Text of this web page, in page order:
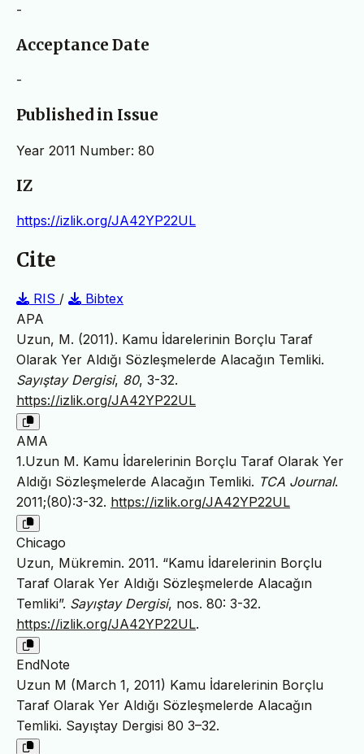
-
Acceptance Date
-
Published in Issue
Year 2011 Number: 80
IZ
https://izlik.org/JA42YP22UL
Cite
RIS /
Bibtex
APA
Uzun, M. (2011). Kamu İdarelerinin Borçlu Taraf
Olarak Yer Aldığı Sözleşmelerde Alacağın Temliki.
Sayıştay Dergisi, 80, 3-32.
https://izlik.org/JA42YP22UL
AMA
1.Uzun M. Kamu İdarelerinin Borçlu Taraf Olarak Yer
Aldığı Sözleşmelerde Alacağın Temliki. TCA Journal.
2011;(80):3-32. https://izlik.org/JA42YP22UL
Chicago
Uzun, Mükremin. 2011. “Kamu İdarelerinin Borçlu
Taraf Olarak Yer Aldığı Sözleşmelerde Alacağın
Temliki”. Sayıştay Dergisi, nos. 80: 3-32.
https://izlik.org/JA42YP22UL.
EndNote
Uzun M (March 1, 2011) Kamu İdarelerinin Borçlu
Taraf Olarak Yer Aldığı Sözleşmelerde Alacağın
Temliki. Sayıştay Dergisi 80 3–32.